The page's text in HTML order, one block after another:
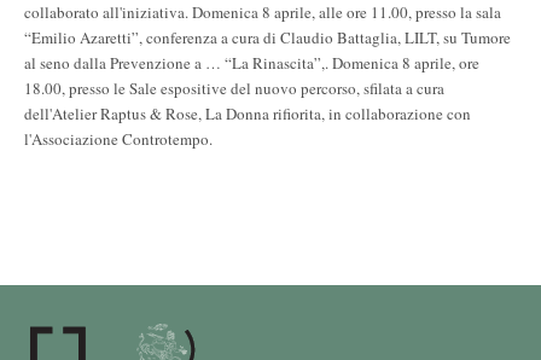
collaborato all'iniziativa. Domenica 8 aprile, alle ore 11.00, presso la sala
“Emilio Azaretti”, conferenza a cura di Claudio Battaglia, LILT, su Tumore
al seno dalla Prevenzione a … “La Rinascita”,. Domenica 8 aprile, ore
18.00, presso le Sale espositive del nuovo percorso, sfilata a cura
dell'Atelier Raptus & Rose, La Donna rifiorita, in collaborazione con
l'Associazione Controtempo.